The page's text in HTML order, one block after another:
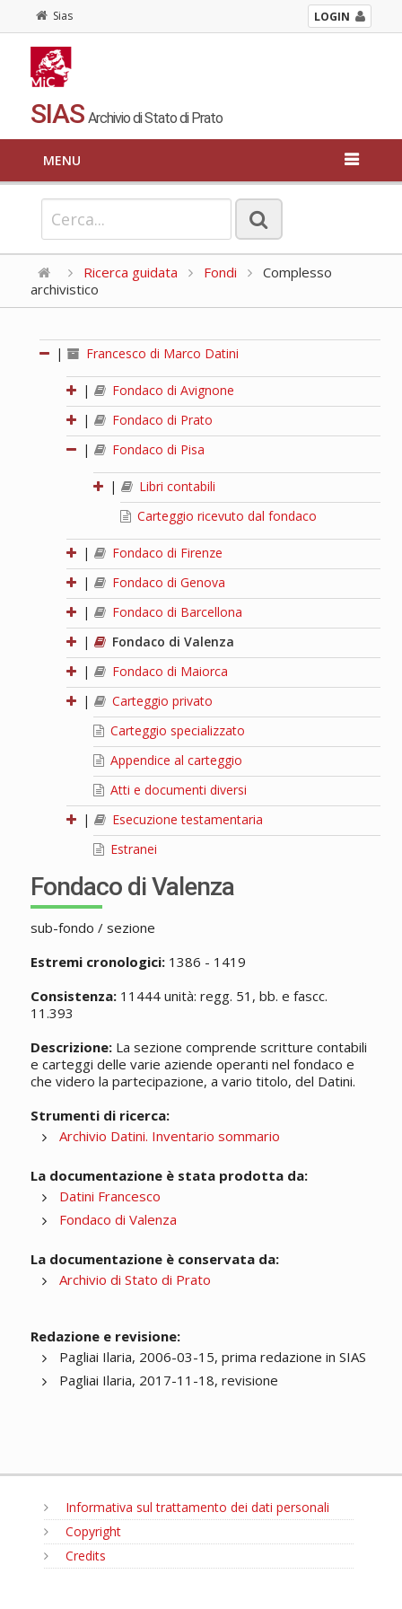
Sias LOGIN
SIAS Archivio di Stato di Prato
MENU
Ricerca guidata Fondi
Complesso
archivistico
| Francesco di Marco Datini
|
Fondaco di Avignone
|
Fondaco di Prato
|
Fondaco di Pisa
|
Libri contabili
Carteggio ricevuto dal fondaco
|
Fondaco di Firenze
|
Fondaco di Genova
|
Fondaco di Barcellona
|
Fondaco di Valenza
|
Fondaco di Maiorca
|
Carteggio privato
Carteggio specializzato
Appendice al carteggio
Atti e documenti diversi
|
Esecuzione testamentaria
Estranei
Fondaco di Valenza
sub-fondo / sezione
Estremi cronologici:1386 - 1419
Consistenza:11444 unità: regg. 51, bb. e fascc.
11.393
Descrizione:La sezione comprende scritture contabili
e carteggi delle varie aziende operanti nel fondaco e
che videro la partecipazione, a vario titolo, del Datini.
Strumenti di ricerca:
Archivio Datini. Inventario sommario
La documentazione è stata prodotta da:
Datini Francesco
Fondaco di Valenza
La documentazione è conservata da:
Archivio di Stato di Prato
Redazione e revisione:
Pagliai Ilaria, 2006-03-15, prima redazione in SIAS
Pagliai Ilaria, 2017-11-18, revisione
Informativa sul trattamento dei dati personali
Copyright
Credits